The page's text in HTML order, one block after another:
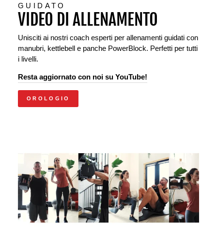
GUIDATO
VIDEO DI ALLENAMENTO
Unisciti ai nostri coach esperti per allenamenti guidati con
manubri, kettlebell e panche PowerBlock. Perfetti per tutti
i livelli.
Resta aggiornato con noi su YouTube!
OROLOGIO